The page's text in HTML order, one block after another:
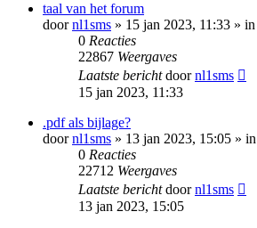
taal van het forum
doornl1sms » 15 jan 2023, 11:33 » in
0 Reacties
22867 Weergaves
Laatste berichtdoornl1sms
15 jan 2023, 11:33
.pdf als bijlage?
doornl1sms » 13 jan 2023, 15:05 » in
0 Reacties
22712 Weergaves
Laatste berichtdoornl1sms
13 jan 2023, 15:05